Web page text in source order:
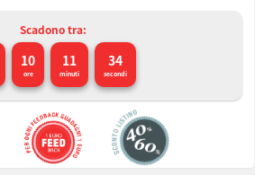
Scadono tra:
10
ore
11
minuti
33
secondi